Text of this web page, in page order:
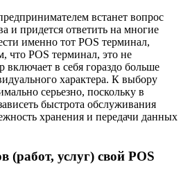
встанет вопрос
и придется ответить на многие
именно тот POS терминал,
что POS терминал, это не
включает в себя гораздо больше
характера. К выбору
серьезно, поскольку в
быстрота обслуживания
хранения и передачи данных
(работ, услуг) свой POS